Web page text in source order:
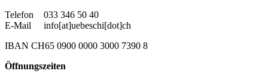
Telefon
033 346 50 40
E-Mail
info[at]uebeschi[dot]ch
IBAN CH65 0900 0000 3000 7390 8
Öffnungszeiten